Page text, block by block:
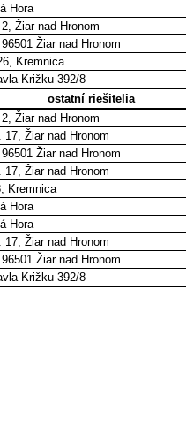
Hora
Žiar nad Hronom
Žiar nad Hronom
Kremnica
Križku 392/8
ostatní riešitelia
Žiar nad Hronom
Žiar nad Hronom
Žiar nad Hronom
Žiar nad Hronom
Kremnica
Hora
Hora
Žiar nad Hronom
Žiar nad Hronom
Križku 392/8